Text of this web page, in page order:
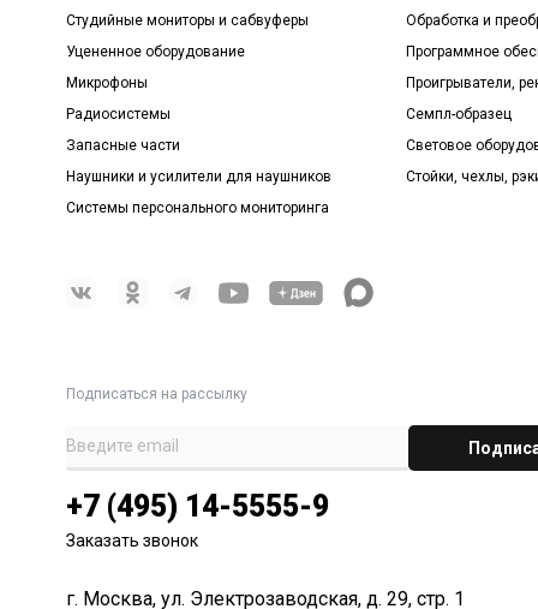
Студийные мониторы и сабвуферы
Уцененное оборудование
Микрофоны
Радиосистемы
Запасные части
Наушники и усилители для наушников
Системы персонального мониторинга
Обработка и
Программное
Проигрыватели,
Семпл-образец
Световое
Стойки, чехлы,
Подписаться на рассылку
+7 (495) 14-5555-9
Заказать звонок
г. Москва, ул. Электрозаводская, д. 29, стр. 1